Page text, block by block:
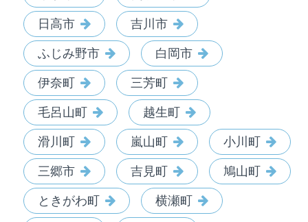
日高市 吉川市
ふじみ野市 白岡市
伊奈町 三芳町
毛呂山町 越生町
滑川町 嵐山町 小川町
三郷市 吉見町 鳩山町
ときがわ町 横瀬町